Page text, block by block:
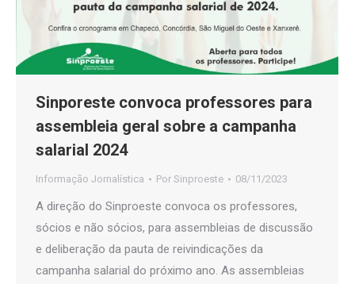
Sinporeste convoca professores para
assembleia geral sobre a campanha
salarial 2024
Informação Jornalística Por Sinproeste 08/11/2023
A direção do Sinproeste convoca os professores,
sócios e não sócios, para assembleias de discussão
e deliberação da pauta de reivindicações da
campanha salarial do próximo ano. As assembleias